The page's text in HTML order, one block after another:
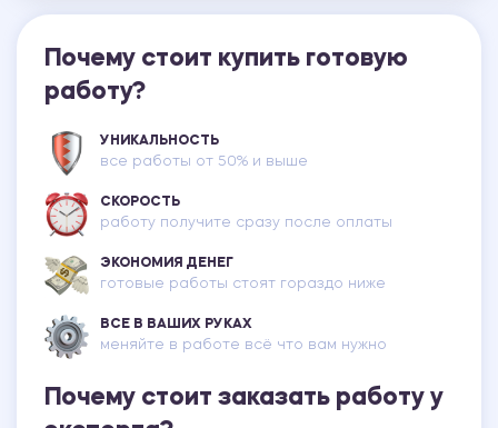
Почему стоит купить готовую
работу?
УНИКАЛЬНОСТЬ
все работы от 50% и выше
СКОРОСТЬ
работу получите сразу после оплаты
ЭКОНОМИЯ ДЕНЕГ
готовые работы стоят гораздо ниже
ВСЕ В ВАШИХ РУКАХ
меняйте в работе всё что вам нужно
Почему стоит заказать работу у